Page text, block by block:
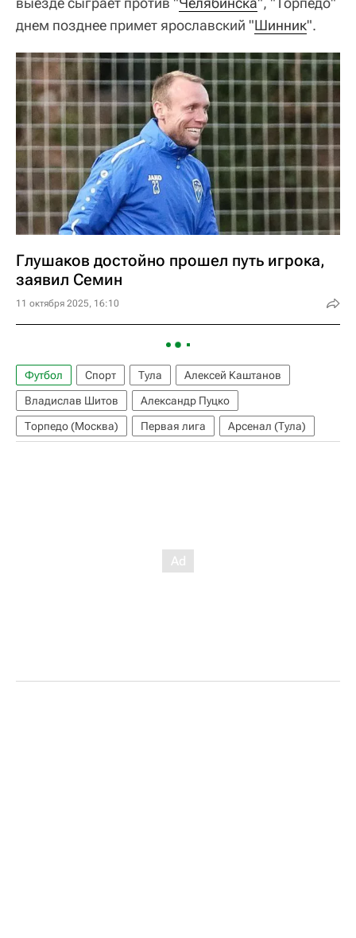
днем позднее примет ярославский "Шинник".
Глушаков достойно прошел путь игрока,
заявил Семин
11 октября 2025, 16:10
Футбол Спорт Тула
Алексей Каштанов
Владислав Шитов
Александр Пуцко
Торпедо (Москва)
Первая лига Арсенал (Тула)